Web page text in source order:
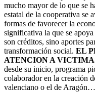
mucho mayor de lo que se
estatal de la cooperativa se
formas de favorecer la
significativa la que se
son créditos, sino aportes
transformación social. EL
ATENCION A
desde su inicio, programa
colaborador en la creación
valenciano o el de